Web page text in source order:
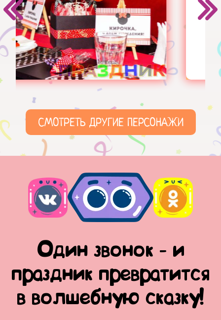
СМОТРЕТЬ ДРУГИЕ ПЕРСОНАЖИ
Один звонок - и
праздник превратится
в волшебную сказку!